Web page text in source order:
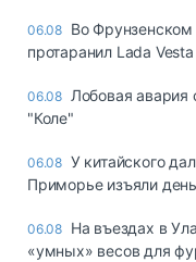
06.08 Во
протаранил Lada Vesta
06.08 Лобовая авария
"Коле"
06.08 У китайского
Приморье изъяли
06.08 Ha въeздax в
«yмныx» вecoв для